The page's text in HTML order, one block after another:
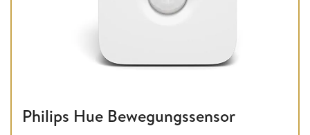
Philips Hue Bewegungssensor